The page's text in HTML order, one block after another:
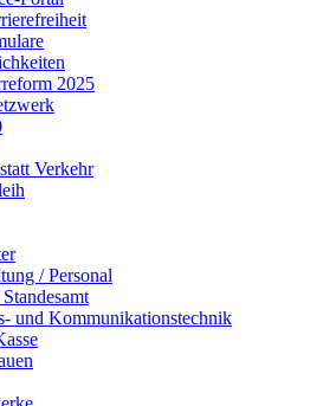
2025
Verkehr
/ Personal
und Kommunikationstechnik